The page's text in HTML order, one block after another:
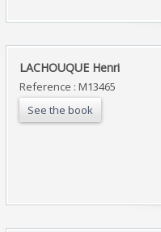
‎LACHOUQUE Henri‎
Reference : M13465
See the book